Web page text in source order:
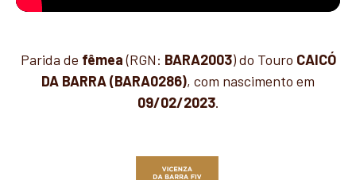
Parida de fêmea(RGN: BARA2003) do Touro CAICÓ
DA BARRA (BARA0286), com nascimento em
09/02/2023.